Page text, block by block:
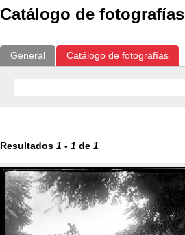
Catálogo de fotografías
General Catálogo de fotografías
Resultados 1 - 1 de 1